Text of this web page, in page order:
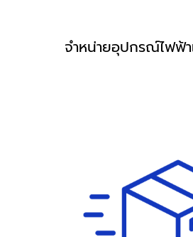
จำหน่ายอุปกรณ์ไฟฟ้